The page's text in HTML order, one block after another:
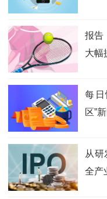
报告
大幅
每
区”
从
全产